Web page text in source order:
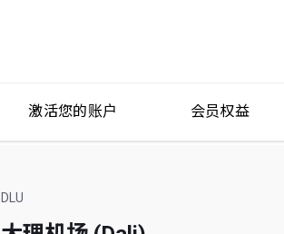
激活您的账户 会员权益
DLU